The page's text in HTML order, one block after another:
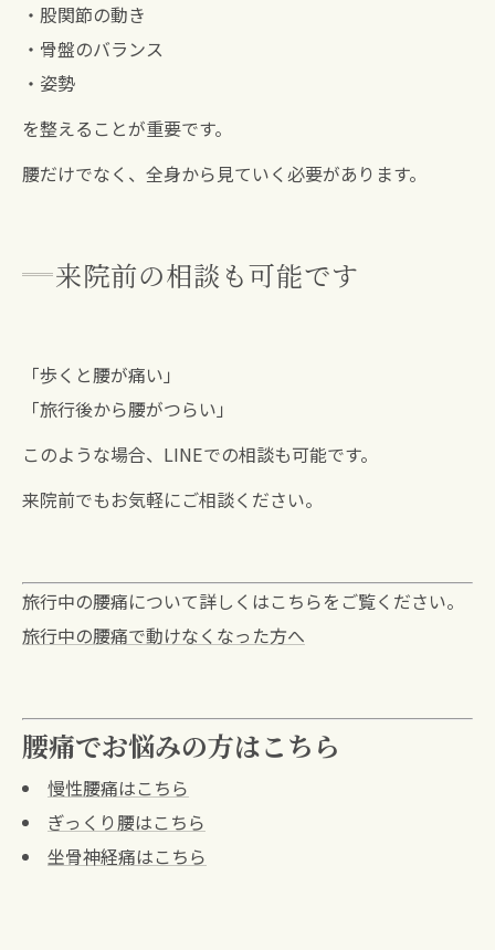
・股関節の動き
・骨盤のバランス
・姿勢
を整えることが重要です。
腰だけでなく、全身から見ていく必要があります。
来院前の相談も可能です
「歩くと腰が痛い」
「旅行後から腰がつらい」
このような場合、LINEでの相談も可能です。
来院前でもお気軽にご相談ください。
旅行中の腰痛について詳しくはこちらをご覧ください。
旅行中の腰痛で動けなくなった方へ
腰痛でお悩みの方はこちら
慢性腰痛はこちら
ぎっくり腰はこちら
坐骨神経痛はこちら